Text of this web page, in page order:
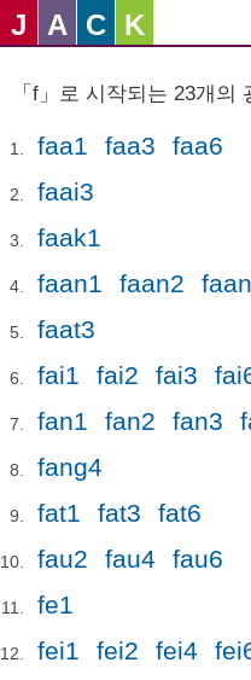
J A C K
「f」로 시작되는 23개의
faa1 faa3
faa6
faai3
faak1
faan1
faan2
faat3
fai1
fai2 fai3
fan1
fan2 fan3
fang4
fat1
fat3
fat6
fau2
fau4
fau6
fe1
fei1
fei2 fei4